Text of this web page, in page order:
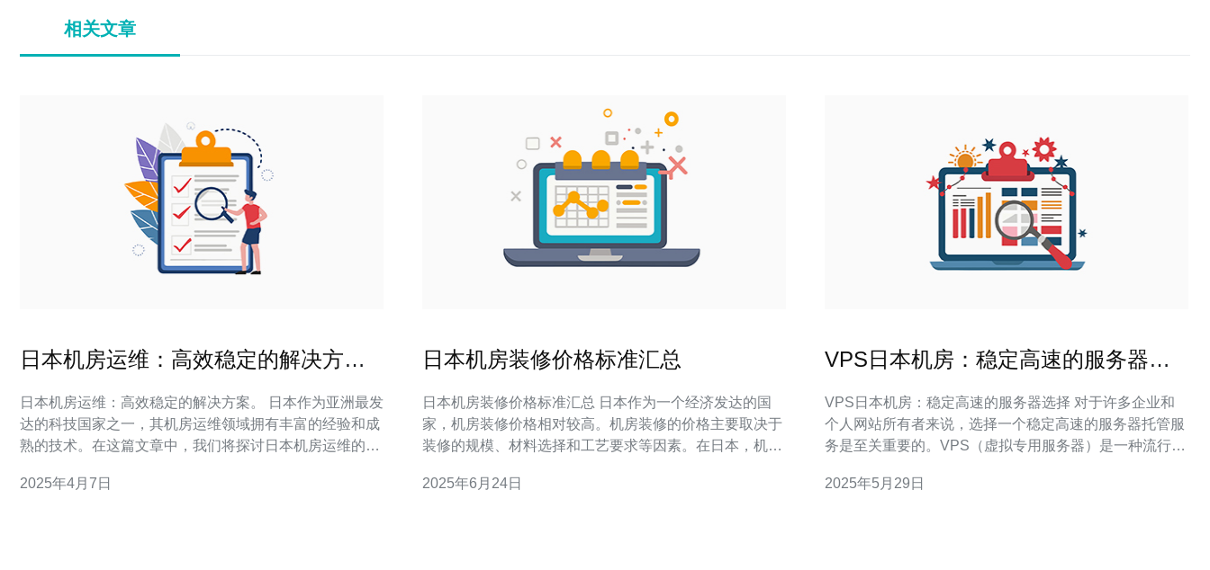
相关文章
日本机房运维：高效稳定的解决方
日本机房运维：高效稳定的解决方案。 日本作为亚洲最发
达的科技国家之一，其机房运维领域拥有丰富的经验和成
熟的技术。在这篇文章中，我们将探讨日本机房运维的高
房设备。他们采用最新的硬件设备和先进的技术来确保机
2025年4月7日
日本机房装修价格标准汇总
日本机房装修价格标准汇总 日本作为一个经济发达的国
家，机房装修价格相对较高。机房装修的价格主要取决于
装修的规模、材料选择和工艺要求等因素。在日本，机房
房装修价格的主要因素包括： 装修规模 材料选择 工艺要
2025年6月24日
VPS日本机房：稳定高速的服务器选
VPS日本机房：稳定高速的服务器选择 对于许多企业和
个人网站所有者来说，选择一个稳定高速的服务器托管服
务是至关重要的。VPS（虚拟专用服务器）是一种流行的
在选择VPS托管服务时，一个重要的考虑因素是服务器所
2025年5月29日